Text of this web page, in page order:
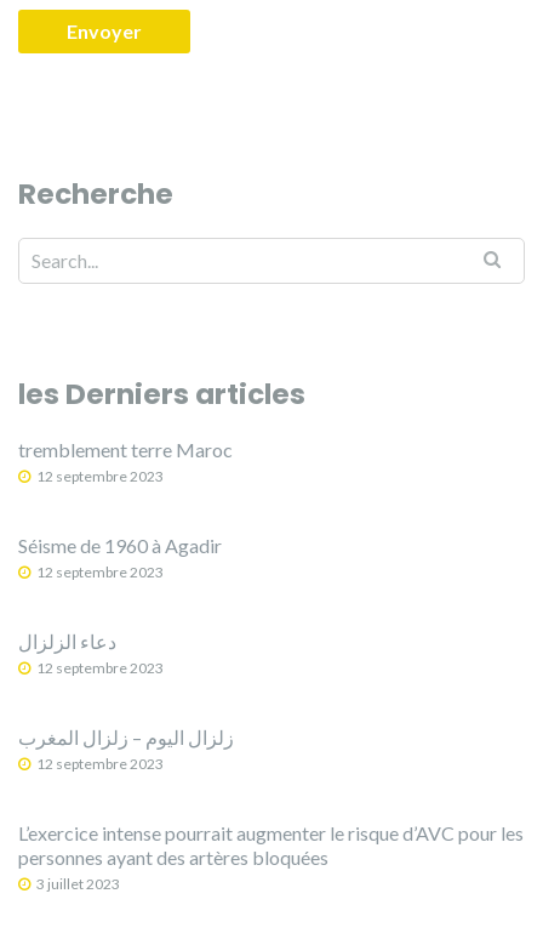
Recherche
les Derniers articles
tremblement terre Maroc
12 septembre 2023
Séisme de 1960 à Agadir
12 septembre 2023
دعاء الزلزال
12 septembre 2023
12 septembre 2023
L’exercice intense pourrait augmenter le risque d’AVC pour les
personnes ayant des artères bloquées
3 juillet 2023